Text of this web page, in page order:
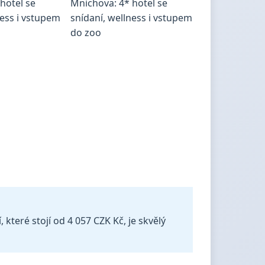
stojí od 4 057 CZK Kč, je skvělý